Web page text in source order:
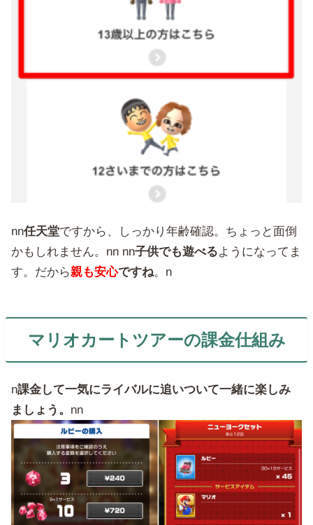
nn任天堂ですから、しっかり年齢確認。ちょっと面倒
かもしれません。nn nn子供でも遊べるようになってま
す。だから親も安心ですね。n
マリオカートツアーの課金仕組み
n課金して一気にライバルに追いついて一緒に楽しみ
ましょう。 nn